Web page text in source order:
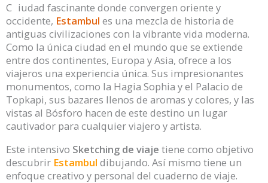
C iudad fascinante donde convergen oriente y
occidente, Estambul es una mezcla de historia de
antiguas civilizaciones con la vibrante vida moderna.
Como la única ciudad en el mundo que se extiende
entre dos continentes, Europa y Asia, ofrece a los
viajeros una experiencia única. Sus impresionantes
monumentos, como la Hagia Sophia y el Palacio de
Topkapi, sus bazares llenos de aromas y colores, y las
vistas al Bósforo hacen de este destino un lugar
cautivador para cualquier viajero y artista.
Este intensivo Sketching de viaje tiene como objetivo
descubrir Estambul dibujando. Así mismo tiene un
enfoque creativo y personal del cuaderno de viaje.